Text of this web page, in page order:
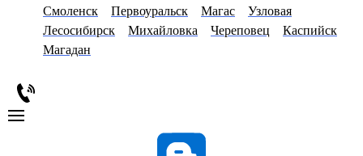
Смоленск
Первоуральск Магас
Узловая
Лесосибирск
Михайловка Череповец
Каспийск
Магадан